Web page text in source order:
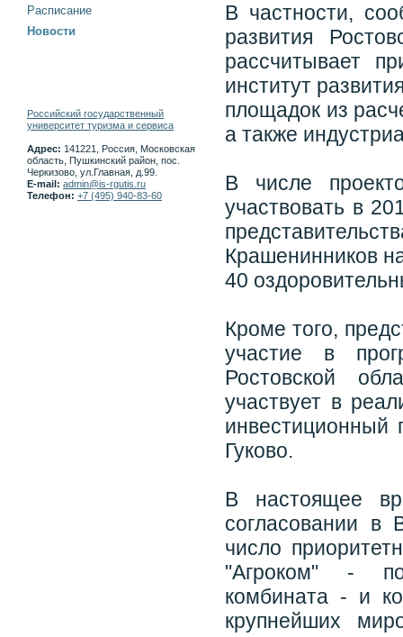
В частности,
развития
рассчитывает
институт
площадок из
а также
В числе
участвовать в
Крашенинников
40
Кроме того,
участие в
Ростовской
участвует в
инвестиционный
Гуково.
В настоящее
согласовании в
число
"Агроком" - по
комбината - и
крупнейших
Расписание
Новости
Российский государственный
университет туризма и сервиса
Адрес: 141221, Россия, Московская
область, Пушкинский район, пос.
Черкизово, ул.Главная, д.99.
E-mail: admin@is-rgutis.ru
Телефон: +7 (495) 940-83-60